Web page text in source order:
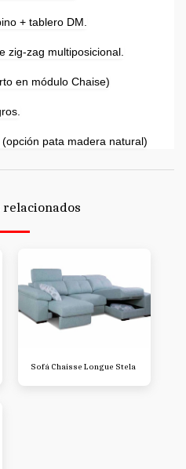
+ tablero DM.
zig-zag multiposicional.
en módulo Chaise)
pata madera natural)
Sofá Chaisse Longue Stela